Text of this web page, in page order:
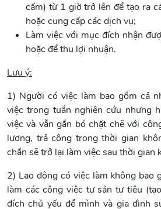
cấm) từ 1 giờ trở lên để tạo ra
hoặc cung cấp các dịch vụ;
Làm việc với mục đích nhận
hoặc để thu lợi nhuận.
Lưu ý:
1) Người có việc làm bao gồm cả
việc trong tuần nghiên cứu nhưng
việc và vẫn gắn bó chặt chẽ với
lương, trả công trong thời gian
chắn sẽ trở lại làm việc sau thời gian
2) Lao động có việc làm không bao
làm các công việc tự sản tự tiêu
đích chủ yếu để mình và gia đình